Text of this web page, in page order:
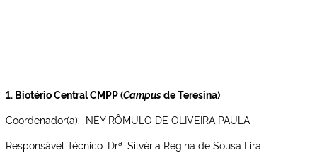
1. Biotério Central CMPP (Campusde Teresina)
Coordenador(a): NEY RÔMULO DE OLIVEIRA PAULA
Responsável Técnico: Dra . Silvéria Regina de Sousa Lira